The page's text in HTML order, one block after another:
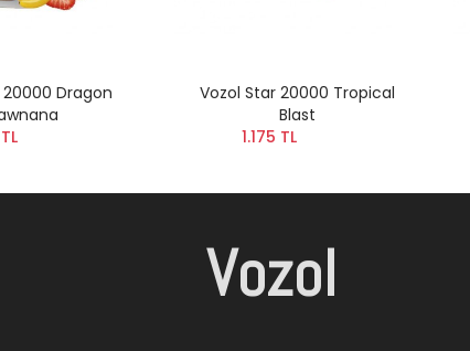
Dragon
Vozol Star 20000 Tropical
Blast
1.175 TL
Vozol